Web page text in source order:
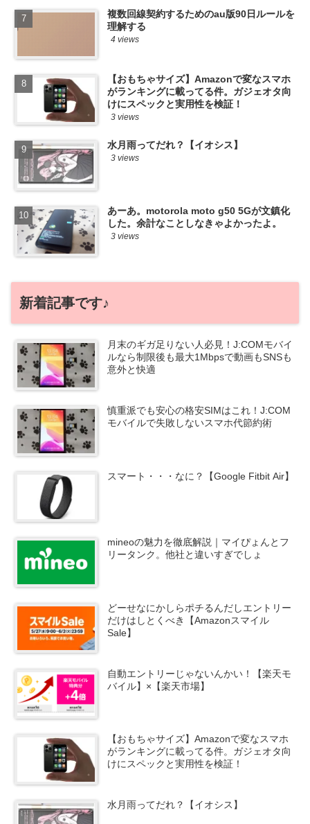
複数回線契約するためのau版90日ルールを
理解する
4 views
【おもちゃサイズ】Amazonで変なスマホ
がランキングに載ってる件。ガジェオタ向
けにスペックと実用性を検証！
3 views
水月雨ってだれ？【イオシス】
3 views
あーあ。motorola moto g50 5Gが文鎮化
した。余計なことしなきゃよかったよ。
3 views
新着記事です♪
月末のギガ足りない人必見！J:COMモバイ
ルなら制限後も最大1Mbpsで動画もSNSも
意外と快適
慎重派でも安心の格安SIMはこれ！J:COM
モバイルで失敗しないスマホ代節約術
スマート・・・なに？【Google Fitbit Air】
mineoの魅力を徹底解説｜マイぴょんとフ
リータンク。他社と違いすぎでしょ
どーせなにかしらポチるんだしエントリー
だけはしとくべき【Amazonスマイル
Sale】
自動エントリーじゃないんかい！【楽天モ
バイル】×【楽天市場】
【おもちゃサイズ】Amazonで変なスマホ
がランキングに載ってる件。ガジェオタ向
けにスペックと実用性を検証！
水月雨ってだれ？【イオシス】